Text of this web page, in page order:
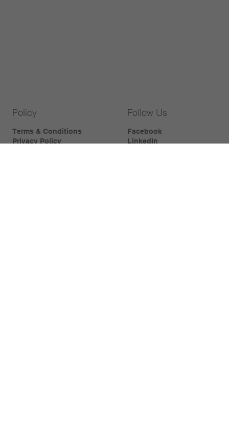
Terms & Conditions
Privacy Policy
Policy
Facebook
LinkedIn
Follow Us